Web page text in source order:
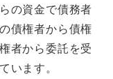
の資金で債務者
債権者から債権
者から委託を受
います。